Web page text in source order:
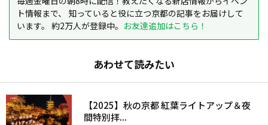
ト情報まで、 知っていると役に立つ京都の記事をお届けして
います。 約2万人が登録中。 お友達追加はこちら！
あわせて読みたい
【2025】秋の京都 紅葉ライトアップ＆夜
間特別拝...